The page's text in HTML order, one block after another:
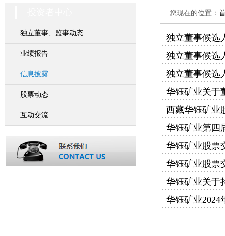
独立董事、监事动态
业绩报告
信息披露
股票动态
互动交流
您现在的位置：
独立董事候选
独立董事候选
独立董事候选
华钰矿业关于
西藏华钰矿业
华钰矿业第四
华钰矿业股票
华钰矿业股票
华钰矿业关于
华钰矿业2024